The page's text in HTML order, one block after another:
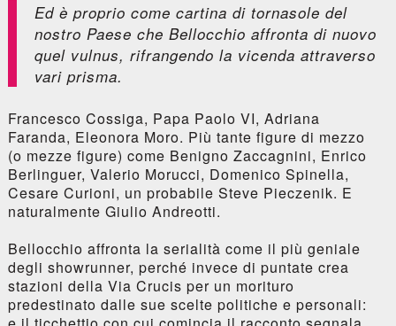
Ed è proprio come cartina di tornasole del
nostro Paese che Bellocchio affronta di nuovo
quel vulnus, rifrangendo la vicenda attraverso
vari prisma.
Francesco Cossiga, Papa Paolo VI, Adriana
Faranda, Eleonora Moro. Più tante figure di mezzo
(o mezze figure) come Benigno Zaccagnini, Enrico
Berlinguer, Valerio Morucci, Domenico Spinella,
Cesare Curioni, un probabile Steve Pieczenik. E
naturalmente Giulio Andreotti.
Bellocchio affronta la serialità come il più geniale
degli showrunner, perché invece di puntate crea
stazioni della Via Crucis per un morituro
predestinato dalle sue scelte politiche e personali: